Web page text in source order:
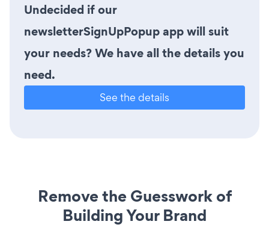
Undecided if our
newsletterSignUpPopup app will suit
your needs? We have all the details you
need.
See the details
Remove the Guesswork of
Building Your Brand